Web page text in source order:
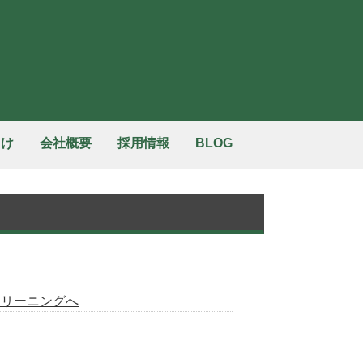
会社概要 採用情報 BLOG
ーニングへ